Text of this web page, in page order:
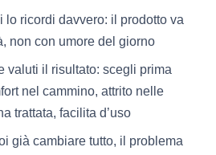
lo ricordi davvero: il prodotto va
non con umore del giorno
valuti il risultato: scegli prima
nel cammino, attrito nelle
trattata, facilita d’uso
già cambiare tutto, il problema